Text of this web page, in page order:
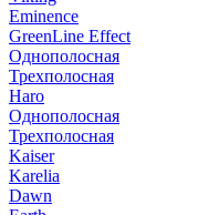
Eminence
GreenLine Effect
Однополосная
Трехполосная
Haro
Однополосная
Трехполосная
Kaiser
Karelia
Dawn